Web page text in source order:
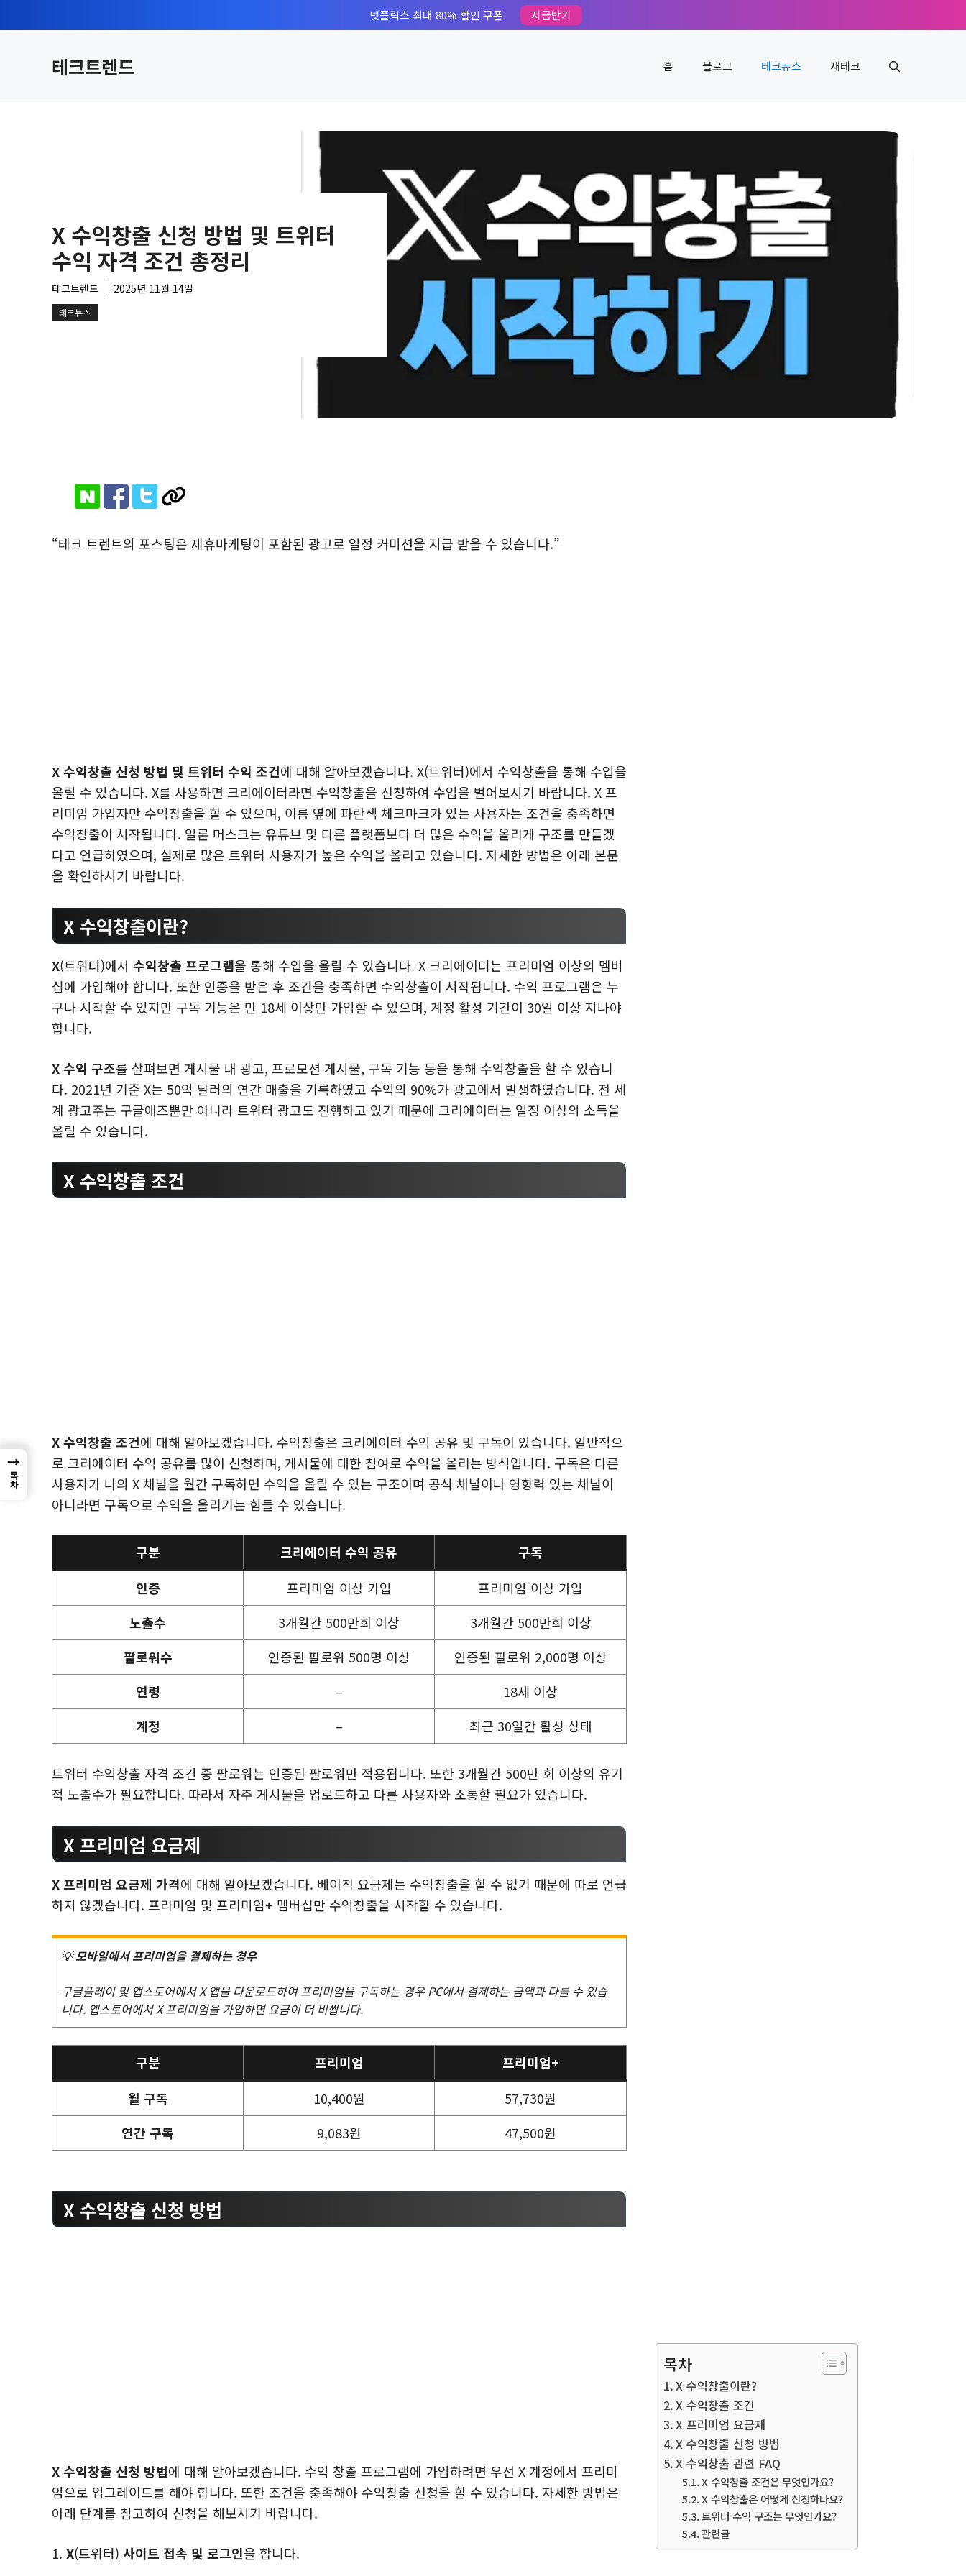
텐
넷플릭스 최대 80% 할인 쿠폰 지금받기
테크트렌드 홈 블로그 테크뉴스 재테크
X 수익창출 신청 방법 및 트위터
수익 자격 조건 총정리
테크트렌드 2025년 11월 14일
테크뉴스
“테크 트렌트의 포스팅은 제휴마케팅이 포함된 광고로 일정 커미션을 지급 받을 수 있습니다.”
X 수익창출 신청 방법 및 트위터 수익 조건에 대해 알아보겠습니다. X(트위터)에서 수익창출을 통해 수입을
올릴 수 있습니다. X를 사용하면 크리에이터라면 수익창출을 신청하여 수입을 벌어보시기 바랍니다. X 프
리미엄 가입자만 수익창출을 할 수 있으며, 이름 옆에 파란색 체크마크가 있는 사용자는 조건을 충족하면
수익창출이 시작됩니다. 일론 머스크는 유튜브 및 다른 플랫폼보다 더 많은 수익을 올리게 구조를 만들겠
다고 언급하였으며, 실제로 많은 트위터 사용자가 높은 수익을 올리고 있습니다. 자세한 방법은 아래 본문
을 확인하시기 바랍니다.
X 수익창출이란?
X(트위터)에서 수익창출 프로그램을 통해 수입을 올릴 수 있습니다. X 크리에이터는 프리미엄 이상의 멤버
십에 가입해야 합니다. 또한 인증을 받은 후 조건을 충족하면 수익창출이 시작됩니다. 수익 프로그램은 누
구나 시작할 수 있지만 구독 기능은 만 18세 이상만 가입할 수 있으며, 계정 활성 기간이 30일 이상 지나야
합니다.
X 수익 구조를 살펴보면 게시물 내 광고, 프로모션 게시물, 구독 기능 등을 통해 수익창출을 할 수 있습니
다. 2021년 기준 X는 50억 달러의 연간 매출을 기록하였고 수익의 90%가 광고에서 발생하였습니다. 전 세
계 광고주는 구글애즈뿐만 아니라 트위터 광고도 진행하고 있기 때문에 크리에이터는 일정 이상의 소득을
올릴 수 있습니다.
X 수익창출 조건
X 수익창출 조건에 대해 알아보겠습니다. 수익창출은 크리에이터 수익 공유 및 구독이 있습니다. 일반적으
로 크리에이터 수익 공유를 많이 신청하며, 게시물에 대한 참여로 수익을 올리는 방식입니다. 구독은 다른
사용자가 나의 X 채널을 월간 구독하면 수익을 올릴 수 있는 구조이며 공식 채널이나 영향력 있는 채널이
아니라면 구독으로 수익을 올리기는 힘들 수 있습니다.
구분 크리에이터 수익 공유
구독
인증
프리미엄 이상 가입
프리미엄 이상 가입
노출수
3개월간 500만회 이상
3개월간 500만회 이상
팔로워수
인증된 팔로워 500명 이상
인증된 팔로워 2,000명 이상
연령
–
18세 이상
계정
– 최근 30일간 활성 상태
트위터 수익창출 자격 조건 중 팔로워는 인증된 팔로워만 적용됩니다. 또한 3개월간 500만 회 이상의 유기
적 노출수가 필요합니다. 따라서 자주 게시물을 업로드하고 다른 사용자와 소통할 필요가 있습니다.
X 프리미엄 요금제
X 프리미엄 요금제 가격에 대해 알아보겠습니다. 베이직 요금제는 수익창출을 할 수 없기 때문에 따로 언급
하지 않겠습니다. 프리미엄 및 프리미엄+ 멤버십만 수익창출을 시작할 수 있습니다.
💡모바일에서 프리미엄을 결제하는 경우
구글플레이 및 앱스토어에서 X 앱을 다운로드하여 프리미엄을 구독하는 경우 PC에서 결제하는 금액과 다를 수 있습
니다. 앱스토어에서 X 프리미엄을 가입하면 요금이 더 비쌉니다.
구분 프리미엄
프리미엄+
월 구독
10,400원
57,730원
연간 구독
9,083원 47,500원
X 수익창출 신청 방법
X 수익창출 신청 방법에 대해 알아보겠습니다. 수익 창출 프로그램에 가입하려면 우선 X 계정에서 프리미
엄으로 업그레이드를 해야 합니다. 또한 조건을 충족해야 수익창출 신청을 할 수 있습니다. 자세한 방법은
아래 단계를 참고하여 신청을 해보시기 바랍니다.
1. X(트위터) 사이트 접속 및 로그인을 합니다.
목차
X 수익창출이란?
X 수익창출 조건
X 프리미엄 요금제
X 수익창출 신청 방법
X 수익창출 관련 FAQ
X 수익창출 조건은 무엇인가요?
X 수익창출은 어떻게 신청하나요?
트위터 수익 구조는 무엇인가요?
관련글
→
목차